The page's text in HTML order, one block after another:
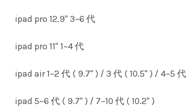
ipad pro 12.9" 3~6 代
ipad pro 11" 1~4 代
ipad air 1~2 代 ( 9.7" ) / 3 代 ( 10.5" ) / 4~5 代
ipad 5~6 代 ( 9.7" ) / 7~10 代 ( 10.2" )